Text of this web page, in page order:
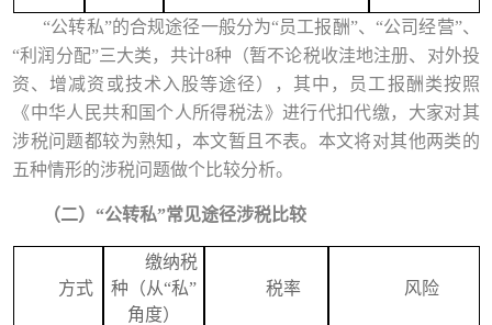
“公转私”的合规途径一般分为“员工报酬”、“公司经营”、
“利润分配”三大类，共计8种（暂不论税收洼地注册、对外投
资、增减资或技术入股等途径），其中，员工报酬类按照
《中华人民共和国个人所得税法》进行代扣代缴，大家对其
涉税问题都较为熟知，本文暂且不表。本文将对其他两类的
五种情形的涉税问题做个比较分析。
（二） “公转私”常见途径涉税比较
方式
缴纳税
种 （从“私”
角度）
税率 风险